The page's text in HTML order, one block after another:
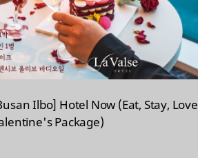
Ilbo] Hotel Now (Eat, Stay, Love
Package)